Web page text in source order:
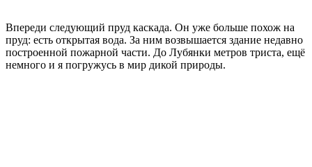
Впереди следующий пруд каскада. Он уже больше похож на
пруд: есть открытая вода. За ним возвышается здание недавно
построенной пожарной части. До Лубянки метров триста, ещё
немного и я погружусь в мир дикой природы.